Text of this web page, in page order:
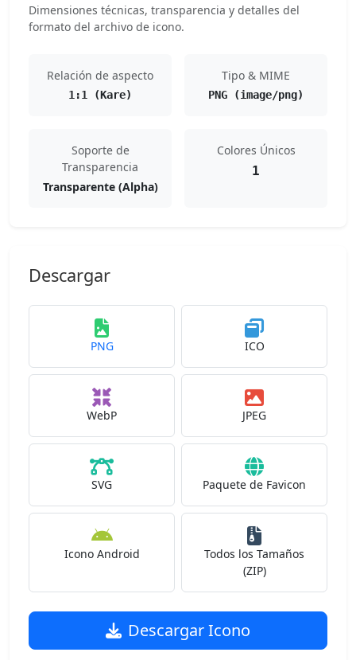
Dimensiones técnicas, transparencia y detalles del
formato del archivo de icono.
Relación de aspecto
1:1 (Kare)
Tipo & MIME
PNG (image/png)
Soporte de
Transparencia
Transparente (Alpha)
Colores Únicos
1
Descargar
PNG ICO
WebP JPEG
SVG Paquete de Favicon
Icono Android
Todos los Tamaños
(ZIP)
Descargar Icono